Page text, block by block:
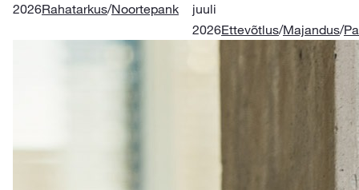
2026Rahatarkus/Noortepank
juuli
2026Ettevõtlus/Majandus/